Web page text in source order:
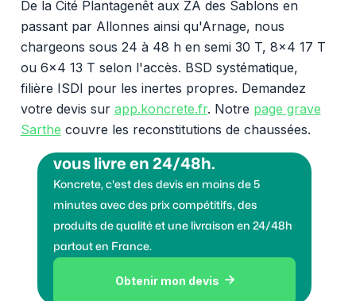
De la Cité Plantagenêt aux ZA des Sablons en
passant par Allonnes ainsi qu'Arnage, nous
chargeons sous 24 à 48 h en semi 30 T, 8x4 17 T
ou 6x4 13 T selon l'accès. BSD systématique,
filière ISDI pour les inertes propres. Demandez
votre devis sur app.koncrete.fr. Notre page grave
Sarthe couvre les reconstitutions de chaussées.
vous livre en 24/48h.
Koncrete, c'est des devis en moins de 5
minutes avec des prix compétitifs, des
produits de qualité et une livraison en 24/48h
partout en France.
Obtenir mon devis 